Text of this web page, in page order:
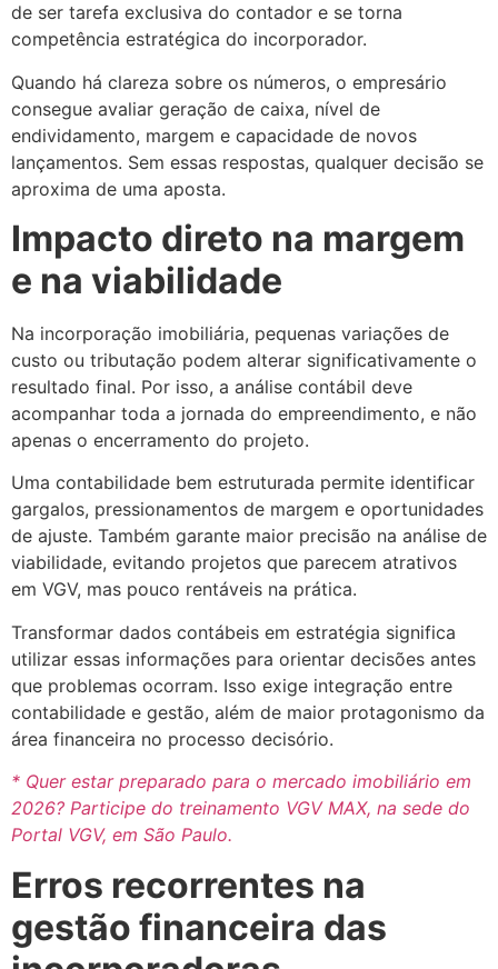
de ser tarefa exclusiva do contador e se torna
competência estratégica do incorporador.
Quando há clareza sobre os números, o empresário
consegue avaliar geração de caixa, nível de
endividamento, margem e capacidade de novos
lançamentos. Sem essas respostas, qualquer decisão se
aproxima de uma aposta.
Impacto direto na margem
e na viabilidade
Na incorporação imobiliária, pequenas variações de
custo ou tributação podem alterar significativamente o
resultado final. Por isso, a análise contábil deve
acompanhar toda a jornada do empreendimento, e não
apenas o encerramento do projeto.
Uma contabilidade bem estruturada permite identificar
gargalos, pressionamentos de margem e oportunidades
de ajuste. Também garante maior precisão na análise de
viabilidade, evitando projetos que parecem atrativos
em VGV, mas pouco rentáveis na prática.
Transformar dados contábeis em estratégia significa
utilizar essas informações para orientar decisões antes
que problemas ocorram. Isso exige integração entre
contabilidade e gestão, além de maior protagonismo da
área financeira no processo decisório.
* Quer estar preparado para o mercado imobiliário em
2026? Participe do treinamento VGV MAX, na sede do
Portal VGV, em São Paulo.
Erros recorrentes na
gestão financeira das